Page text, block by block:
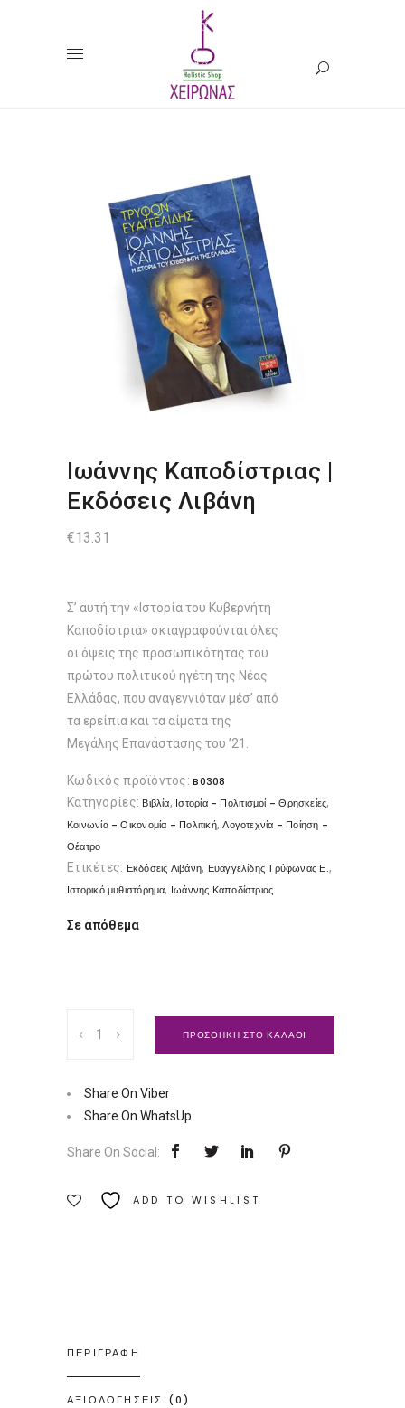
Ιωάννης Καποδίστριας |
Εκδόσεις Λιβάνη
€13.31
Σ’ αυτή την «Iστορία του Kυβερνήτη
Kαποδίστρια» σκιαγραφούνται όλες
οι όψεις της προσωπικότητας του
πρώτου πολιτικού ηγέτη της Nέας
Eλλάδας, που αναγεννιόταν μέσ’ από
τα ερείπια και τα αίματα της
Mεγάλης Eπανάστασης του ’21.
Κωδικός προϊόντος:B0308
Κατηγορίες: Βιβλία, Ιστορία - Πολιτισμοί - Θρησκείες,
Κοινωνία - Οικονομία - Πολιτική,Λογοτεχνία - Ποίηση -
Θέατρο
Ετικέτες: Εκδόσεις Λιβάνη, Ευαγγελίδης Τρύφωνας Ε.,
Ιστορικό μυθιστόρημα, Ιωάννης Καποδίστριας
Σε απόθεμα
Καποδίστριας
Εκδόσεις
Λιβάνη
ΠΡΟΣΘΗΚΗ ΣΤΟ ΚΑΛΑΘΙ
Share On Viber
Share On WhatsUp
Share On Social:
ADD TO WISHLIST
ΠΕΡΙΓΡΑΦΗ
ΑΞΙΟΛΟΓΗΣΕΙΣ (0)